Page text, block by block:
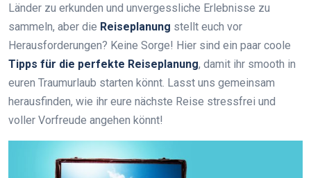
Länder zu erkunden und unvergessliche Erlebnisse zu
sammeln, aber die Reiseplanung stellt euch vor
Herausforderungen? Keine Sorge! Hier sind ein paar coole
Tipps für die perfekte Reiseplanung, damit ihr smooth in
euren Traumurlaub starten könnt. Lasst uns gemeinsam
herausfinden, wie ihr eure nächste Reise stressfrei und
voller Vorfreude angehen könnt!